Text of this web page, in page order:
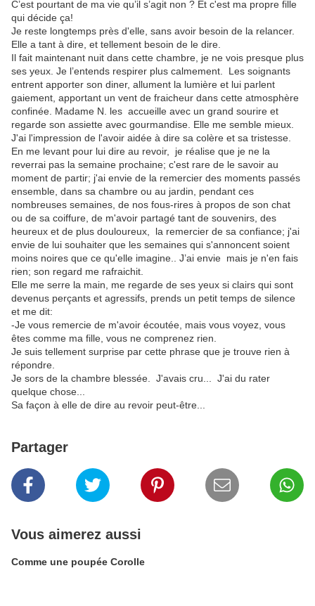
C’est pourtant de ma vie qu’il s’agit non ? Et c'est ma propre fille
qui décide ça!
Je reste longtemps près d'elle, sans avoir besoin de la relancer.
Elle a tant à dire, et tellement besoin de le dire.
Il fait maintenant nuit dans cette chambre, je ne vois presque plus
ses yeux. Je l’entends respirer plus calmement. Les soignants
entrent apporter son diner, allument la lumière et lui parlent
gaiement, apportant un vent de fraicheur dans cette atmosphère
confinée. Madame N. les accueille avec un grand sourire et
regarde son assiette avec gourmandise. Elle me semble mieux.
J'ai l'impression de l'avoir aidée à dire sa colère et sa tristesse.
En me levant pour lui dire au revoir, je réalise que je ne la
reverrai pas la semaine prochaine; c'est rare de le savoir au
moment de partir; j'ai envie de la remercier des moments passés
ensemble, dans sa chambre ou au jardin, pendant ces
nombreuses semaines, de nos fous-rires à propos de son chat
ou de sa coiffure, de m'avoir partagé tant de souvenirs, des
heureux et de plus douloureux, la remercier de sa confiance; j'ai
envie de lui souhaiter que les semaines qui s'annoncent soient
moins noires que ce qu'elle imagine.. J’ai envie mais je n'en fais
rien; son regard me rafraichit.
Elle me serre la main, me regarde de ses yeux si clairs qui sont
devenus perçants et agressifs, prends un petit temps de silence
et me dit:
-Je vous remercie de m'avoir écoutée, mais vous voyez, vous
êtes comme ma fille, vous ne comprenez rien.
Je suis tellement surprise par cette phrase que je trouve rien à
répondre.
Je sors de la chambre blessée. J'avais cru... J'ai du rater
quelque chose...
Sa façon à elle de dire au revoir peut-être...
Partager
Vous aimerez aussi
Comme une poupée Corolle